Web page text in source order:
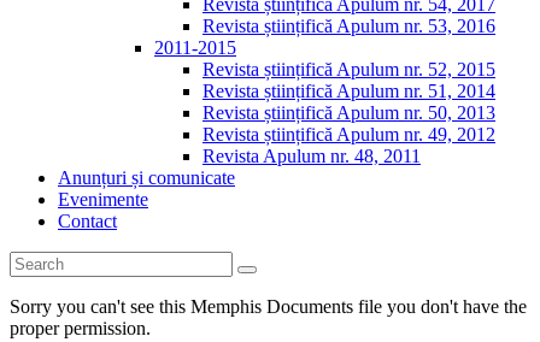
Revista științifică Apulum nr. 53, 2016
2011-2015
Revista științifică Apulum nr. 52, 2015
Revista științifică Apulum nr. 51, 2014
Revista științifică Apulum nr. 50, 2013
Revista științifică Apulum nr. 49, 2012
Revista Apulum nr. 48, 2011
Anunțuri și comunicate
Evenimente
Contact
Sorry you can't see this Memphis Documents file you don't have the
proper permission.